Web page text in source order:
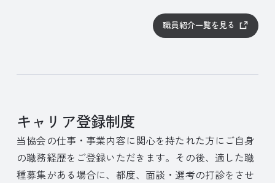
職員紹介一覧を見る
キャリア登録制度
当協会の仕事・事業内容に関心を持たれた方にご自身
の職務経歴をご登録いただきます。その後、適した職
種募集がある場合に、都度、面談・選考の打診をさせ